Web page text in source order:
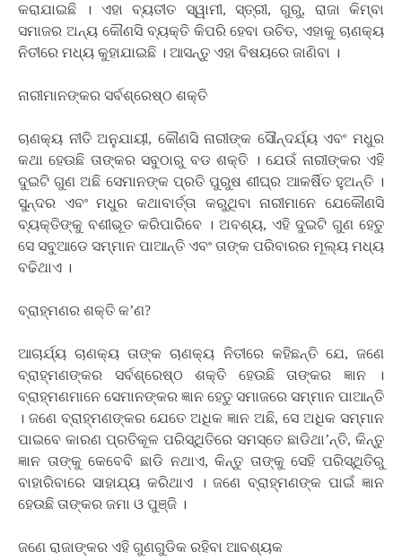
କରାଯାଇଛି । ଏହା ବ୍ୟତୀତ ସ୍ୱାମୀ, ସ୍ତ୍ରୀ, ଗୁରୁ, ରାଜା କିମ୍ବା
ସମାଜର ଅନ୍ୟ କୌଣସି ବ୍ୟକ୍ତି କିପରି ହେବା ଉଚିତ, ଏହାକୁ ଚାଣକ୍ୟ
ନିତୀରେ ମଧ୍ୟ କୁହାଯାଇଛି । ଆସନ୍ତୁ ଏହା ବିଷୟରେ ଜାଣିବା ।
ନାରୀମାନଙ୍କର ସର୍ବଶ୍ରେଷ୍ଠ ଶକ୍ତି
ଚାଣକ୍ୟ ନୀତି ଅନୁଯାୟୀ, କୌଣସି ନାରୀଙ୍କ ସୌନ୍ଦର୍ଯ୍ୟ ଏବଂ ମଧୁର
କଥା ହେଉଛି ତାଙ୍କର ସବୁଠାରୁ ବଡ ଶକ୍ତି । ଯେଉଁ ନାରୀଙ୍କର ଏହି
ଦୁଇଟି ଗୁଣ ଅଛି ସେମାନଙ୍କ ପ୍ରତି ପୁରୁଷ ଶୀଘ୍ର ଆକର୍ଷିତ ହୁଅନ୍ତି ।
ସୁନ୍ଦର ଏବଂ ମଧୁର କଥାବାର୍ତ୍ତା କରୁଥିବା ନାରୀମାନେ ଯେକୌଣସି
ବ୍ୟକ୍ତିଙ୍କୁ ବଶୀଭୂତ କରିପାରିବେ । ଅବଶ୍ୟ, ଏହି ଦୁଇଟି ଗୁଣ ହେତୁ
ସେ ସବୁଆଡେ ସମ୍ମାନ ପାଆନ୍ତି ଏବଂ ତାଙ୍କ ପରିବାରର ମୂଲ୍ୟ ମଧ୍ୟ
ବଢିଥାଏ ।
ବ୍ରାହ୍ମଣର ଶକ୍ତି କ’ଣ?
ଆଚାର୍ଯ୍ୟ ଚାଣକ୍ୟ ତାଙ୍କ ଚାଣକ୍ୟ ନିତୀରେ କହିଛନ୍ତି ଯେ, ଜଣେ
ବ୍ରାହ୍ମଣଙ୍କର ସର୍ବଶ୍ରେଷ୍ଠ ଶକ୍ତି ହେଉଛି ତାଙ୍କର ଜ୍ଞାନ ।
ବ୍ରାହ୍ମଣମାନେ ସେମାନଙ୍କର ଜ୍ଞାନ ହେତୁ ସମାଜରେ ସମ୍ମାନ ପାଆନ୍ତି
। ଜଣେ ବ୍ରାହ୍ମଣଙ୍କର ଯେତେ ଅଧିକ ଜ୍ଞାନ ଅଛି, ସେ ଅଧିକ ସମ୍ମାନ
ପାଇବେ କାରଣ ପ୍ରତିକୂଳ ପରିସ୍ଥିତିରେ ସମସ୍ତେ ଛାଡିଥା’ନ୍ତି, କିନ୍ତୁ
ଜ୍ଞାନ ତାଙ୍କୁ କେବେବି ଛାଡି ନଥାଏ, କିନ୍ତୁ ତାଙ୍କୁ ସେହି ପରିସ୍ଥିତିରୁ
ବାହାରିବାରେ ସାହାଯ୍ୟ କରିଥାଏ । ଜଣେ ବ୍ରାହ୍ମଣଙ୍କ ପାଇଁ ଜ୍ଞାନ
ହେଉଛି ତାଙ୍କର ଜମା ଓ ପୁଞ୍ଜି ।
ଜଣେ ରାଜାଙ୍କର ଏହି ଗୁଣଗୁଡିକ ରହିବା ଆବଶ୍ୟକ